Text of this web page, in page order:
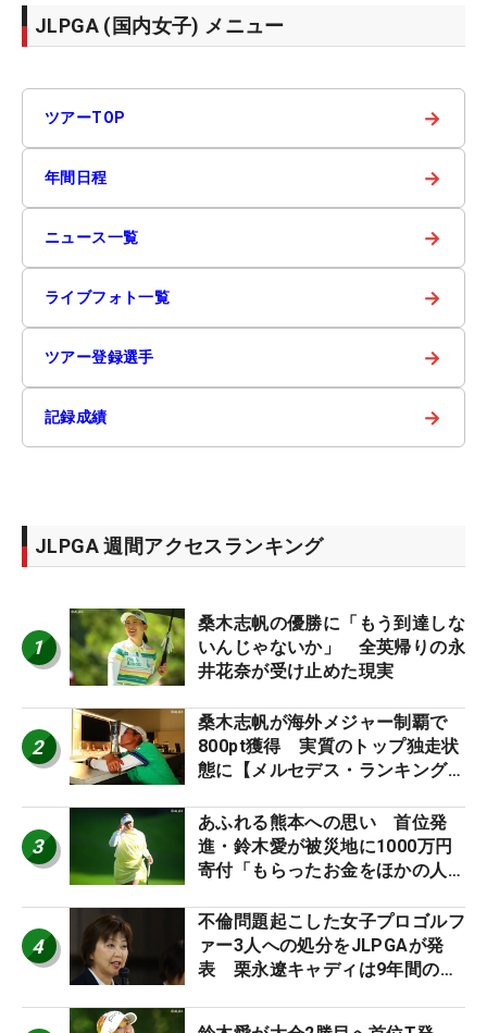
JLPGA (国内女子) メニュー
ツアーTOP →
年間日程 →
ニュース一覧 →
ライブフォト一覧 →
ツアー登録選手 →
記録成績 →
JLPGA 週間アクセスランキング
1
桑木志帆の優勝に「もう到達しな
いんじゃないか」 全英帰りの永
井花奈が受け止めた現実
2
桑木志帆が海外メジャー制覇で
800pt獲得 実質のトップ独走状
態に【メルセデス・ランキング番
3
あふれる熊本への思い 首位発
進・鈴木愛が被災地に1000万円
寄付「もらったお金をほかの人
4
不倫問題起こした女子プロゴルフ
ァー3人への処分をJLPGAが発
表 栗永遼キャディは9年間の立